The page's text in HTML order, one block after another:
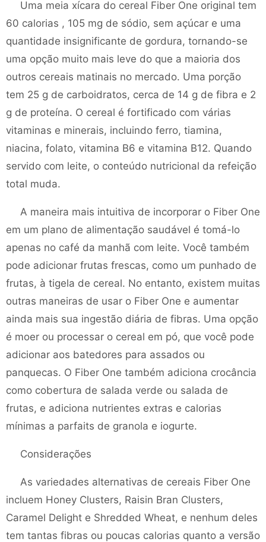
Uma meia xícara do cereal Fiber One original tem
60 calorias , 105 mg de sódio, sem açúcar e uma
quantidade insignificante de gordura, tornando-se
uma opção muito mais leve do que a maioria dos
outros cereais matinais no mercado. Uma porção
tem 25 g de carboidratos, cerca de 14 g de fibra e 2
g de proteína. O cereal é fortificado com várias
vitaminas e minerais, incluindo ferro, tiamina,
niacina, folato, vitamina B6 e vitamina B12. Quando
servido com leite, o conteúdo nutricional da refeição
total muda.
A maneira mais intuitiva de incorporar o Fiber One
em um plano de alimentação saudável é tomá-lo
apenas no café da manhã com leite. Você também
pode adicionar frutas frescas, como um punhado de
frutas, à tigela de cereal. No entanto, existem muitas
outras maneiras de usar o Fiber One e aumentar
ainda mais sua ingestão diária de fibras. Uma opção
é moer ou processar o cereal em pó, que você pode
adicionar aos batedores para assados ​​ou
panquecas. O Fiber One também adiciona crocância
como cobertura de salada verde ou salada de
frutas, e adiciona nutrientes extras e calorias
mínimas a parfaits de granola e iogurte.
Considerações
As variedades alternativas de cereais Fiber One
incluem Honey Clusters, Raisin Bran Clusters,
Caramel Delight e Shredded Wheat, e nenhum deles
tem tantas fibras ou poucas calorias quanto a versão